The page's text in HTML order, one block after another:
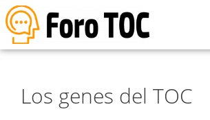
Los genes del TOC